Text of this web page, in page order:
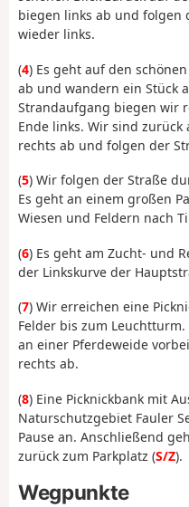
biegen links ab und folgen
wieder links.
(4) Es geht auf den
ab und wandern ein Stück
Strandaufgang biegen wir
Ende links. Wir sind
rechts ab und folgen der
(5) Wir folgen der Straße
Es geht an einem großen
Wiesen und Feldern nach
(6) Es geht am Zucht- und
der Linkskurve der
(7) Wir erreichen eine
Felder bis zum
an einer Pferdeweide
rechts ab.
(8) Eine Picknickbank mit
Naturschutzgebiet Fauler
Pause an. Anschließend
zurück zum Parkplatz (S/Z).
Wegpunkte